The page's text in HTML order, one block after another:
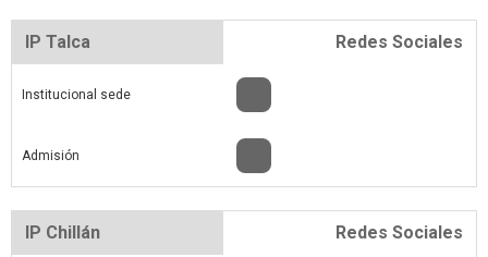
IP Talca Redes Sociales
Institucional sede
Admisión
IP Chillán Redes Sociales